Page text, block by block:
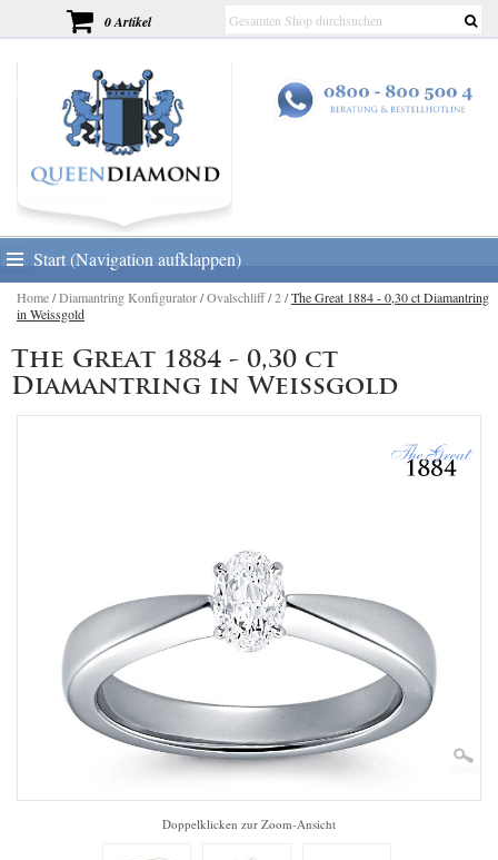
0 Artikel
Start (Navigation aufklappen)
Home/Diamantring Konfigurator/Ovalschliff/2/The Great 1884 - 0,30 ct Diamantring
in Weissgold
The Great 1884 - 0,30 ct
Diamantring in Weissgold
Zoom
Doppelklicken zur Zoom-Ansicht